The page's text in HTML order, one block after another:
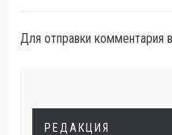
Для отправки комментария
РЕДАКЦИЯ